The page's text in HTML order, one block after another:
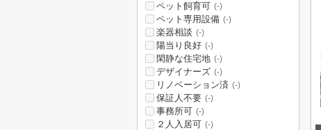
ペット飼育可 (-)
ペット専用設備 (-)
楽器相談 (-)
陽当り良好 (-)
閑静な住宅地 (-)
デザイナーズ (-)
リノベーション済 (-)
保証人不要 (-)
事務所可 (-)
２人入居可 (-)